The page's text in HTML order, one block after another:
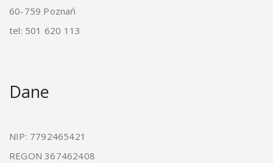
60-759 Poznań
tel: 501 620 113
Dane
NIP: 7792465421
REGON 367462408